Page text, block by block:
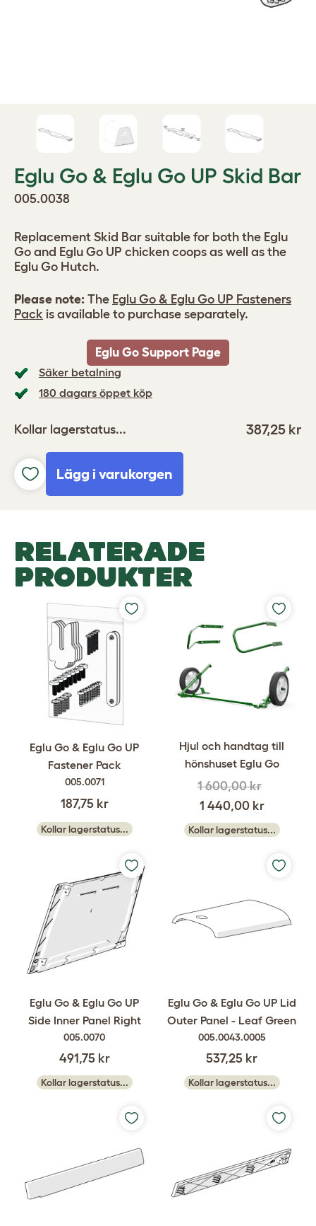
Eglu Go & Eglu Go UP Skid Bar
005.0038
Säker betalning
180 dagars öppet köp
Kollar lagerstatus... 387,25 kr
Lägg i varukorgen
Replacement Skid Bar suitable for both the Eglu
Go and Eglu Go UP chicken coops as well as the
Eglu Go Hutch.
Please note: The Eglu Go & Eglu Go UP Fasteners
Pack is available to purchase separately.
Eglu Go Support Page
RELATERADE
PRODUKTER
Eglu Go & Eglu Go UP
Fastener Pack
005.0071
187,75 kr
Kollar lagerstatus...
Hjul och handtag till
hönshuset Eglu Go
1 600,00 kr
1 440,00 kr
Kollar lagerstatus...
Eglu Go & Eglu Go UP
Side Inner Panel Right
005.0070
491,75 kr
Kollar lagerstatus...
Eglu Go & Eglu Go UP Lid
Outer Panel - Leaf Green
005.0043.0005
537,25 kr
Kollar lagerstatus...